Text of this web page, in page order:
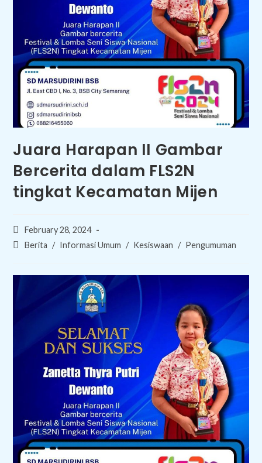
Juara Harapan II Gambar
Bercerita dalam FLS2N
tingkat Kecamatan Mijen
Post
published:
February 28, 2024
PostBerita / Informasi Umum / Kesiswaan / Pengumuman